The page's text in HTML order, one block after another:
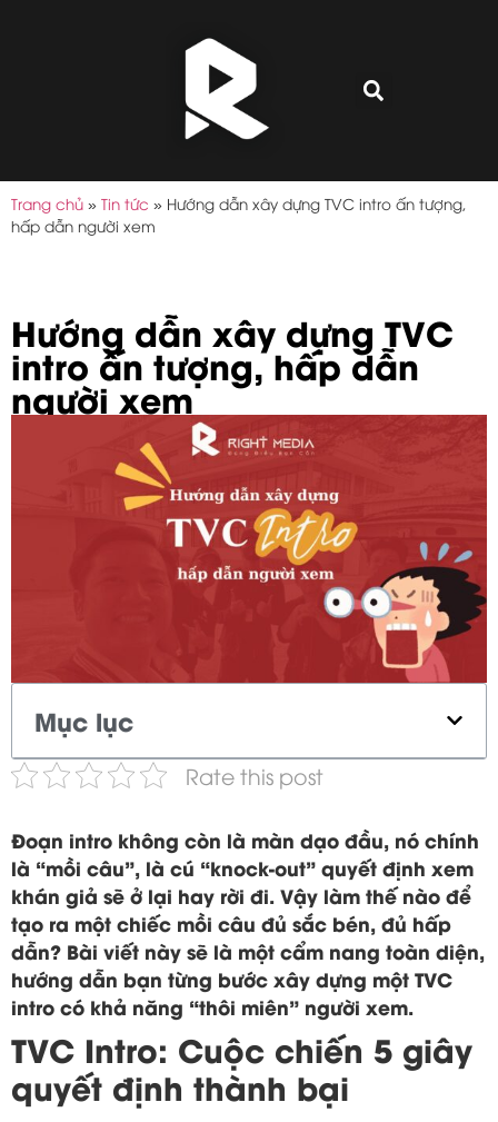
Trang chủ » Tin tức » Hướng dẫn xây dựng TVC intro ấn tượng,
hấp dẫn người xem
Hướng dẫn xây dựng TVC
intro ấn tượng, hấp dẫn
người xem
Mục lục
Rate this post
Đoạn intro không còn là màn dạo đầu, nó chính
là “mồi câu”, là cú “knock-out” quyết định xem
khán giả sẽ ở lại hay rời đi. Vậy làm thế nào để
tạo ra một chiếc mồi câu đủ sắc bén, đủ hấp
dẫn? Bài viết này sẽ là một cẩm nang toàn diện,
hướng dẫn bạn từng bước xây dựng một TVC
intro có khả năng “thôi miên” người xem.
TVC Intro: Cuộc chiến 5 giây
quyết định thành bại